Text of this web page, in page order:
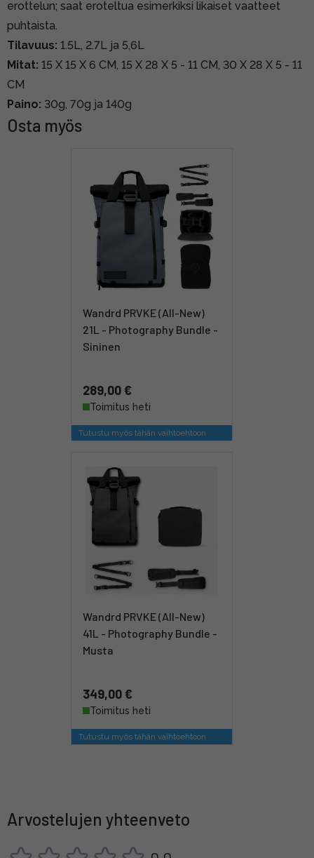
erottelun; saat eroteltua esimerkiksi likaiset vaatteet
puhtaista.
Tilavuus: 1.5L, 2.7L ja 5,6L
Mitat: 15 X 15 X 6 CM, 15 X 28 X 5 - 11 CM, 30 X 28 X 5 - 11
CM
Paino: 30g, 70g ja 140g
Osta myös
Wandrd PRVKE (All-New)
21L - Photography Bundle -
Sininen
289,00 €
Toimitus heti
Tutustu myös tähän vaihtoehtoon
Wandrd PRVKE (All-New)
41L - Photography Bundle -
Musta
349,00 €
Toimitus heti
Tutustu myös tähän vaihtoehtoon
Arvostelujen yhteenveto